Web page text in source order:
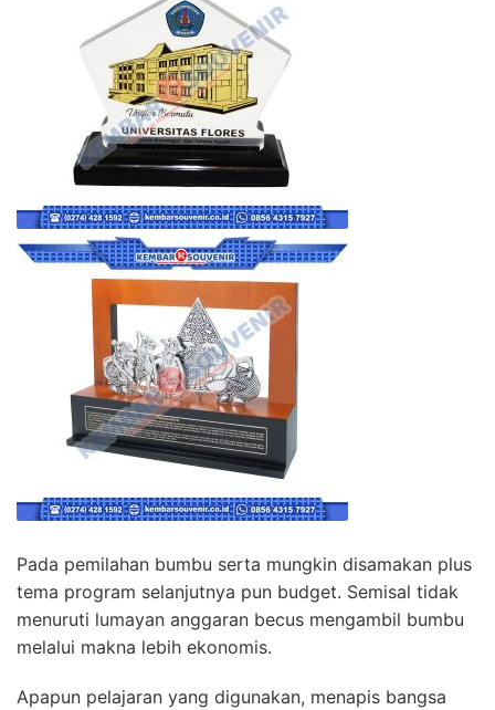
Pada pemilahan bumbu serta mungkin disamakan plus
tema program selanjutnya pun budget. Semisal tidak
menuruti lumayan anggaran becus mengambil bumbu
melalui makna lebih ekonomis.
Apapun pelajaran yang digunakan, menapis bangsa